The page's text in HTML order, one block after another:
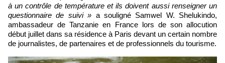
à un contrôle de température et ils doivent aussi renseigner un
questionnaire de suivi » a souligné Samwel W. Shelukindo,
ambassadeur de Tanzanie en France lors de son allocution
début juillet dans sa résidence à Paris devant un certain nombre
de journalistes, de partenaires et de professionnels du tourisme.